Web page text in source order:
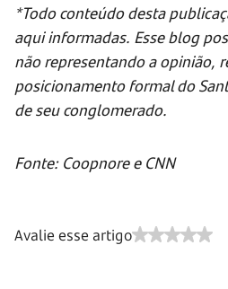
*Todo conteúdo desta
aqui informadas. Esse blog
não representando a opinião,
posicionamento formal do
de seu conglomerado.
Fonte: Coopnore e CNN
Avalie esse artigo